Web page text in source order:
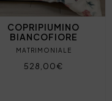
COPRIPIUMINO
BIANCOFIORE
MATRIMONIALE
528,00€